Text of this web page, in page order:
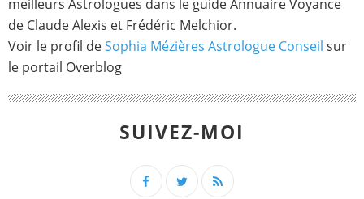
meilleurs Astrologues dans le guide Annuaire Voyance
de Claude Alexis et Frédéric Melchior.
Voir le profil deSophia Mézières Astrologue Conseil sur
le portail Overblog
SUIVEZ-MOI